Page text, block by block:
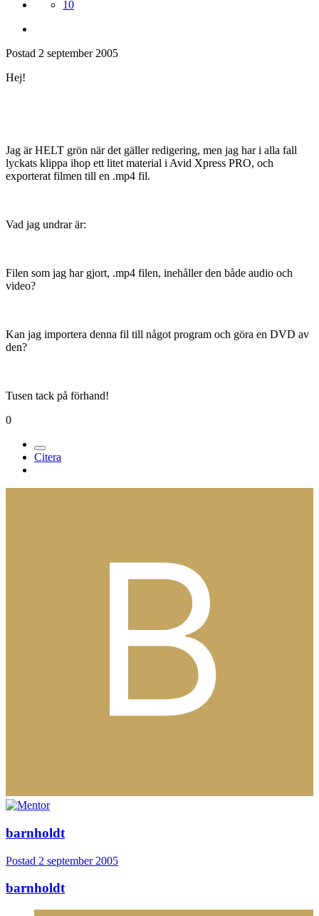
10
Postad 2 september 2005
Hej!
Jag är HELT grön när det gäller redigering, men jag har i alla fall
lyckats klippa ihop ett litet material i Avid Xpress PRO, och
exporterat filmen till en .mp4 fil.
Vad jag undrar är:
Filen som jag har gjort, .mp4 filen, inehåller den både audio och
video?
Kan jag importera denna fil till något program och göra en DVD av
den?
Tusen tack på förhand!
0
Citera
barnholdt
Postad 2 september 2005
barnholdt